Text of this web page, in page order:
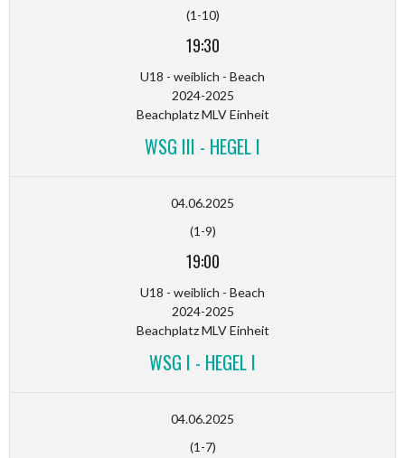
(1-10)
19:30
U18 - weiblich - Beach
2024-2025
Beachplatz MLV Einheit
WSG III - HEGEL I
04.06.2025
(1-9)
19:00
U18 - weiblich - Beach
2024-2025
Beachplatz MLV Einheit
WSG I - HEGEL I
04.06.2025
(1-7)